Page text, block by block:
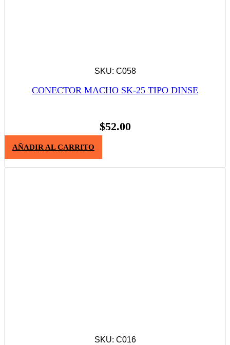
SKU: C058
CONECTOR MACHO SK-25 TIPO DINSE
$52.00
AÑADIR AL CARRITO
SKU: C016